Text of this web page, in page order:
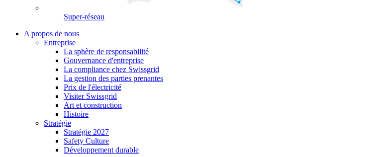
Super-réseau
A propos de nous
Entreprise
La sphère de responsabilité
Gouvernance d'entreprise
La compliance chez Swissgrid
La gestion des parties prenantes
Prix de l'électricité
Visiter Swissgrid
Art et construction
Histoire
Stratégie
Stratégie 2027
Safety Culture
Développement durable